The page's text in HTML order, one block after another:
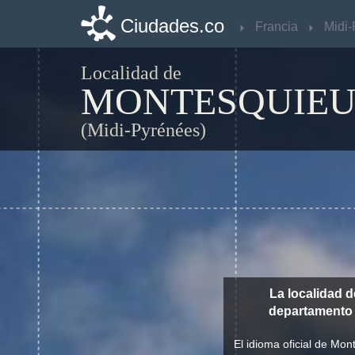
Ciudades.co Francia
Localidad de
(Midi-Pyrénées)
La localidad
departamento
El idioma oficial de
Ciudades.co Francia